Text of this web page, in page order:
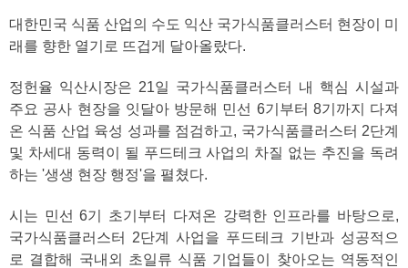
대한민국 식품 산업의 수도 익산 국가식품클러스터 현장이 미
래를 향한 열기로 뜨겁게 달아올랐다.
정헌율 익산시장은 21일 국가식품클러스터 내 핵심 시설과
주요 공사 현장을 잇달아 방문해 민선 6기부터 8기까지 다져
온 식품 산업 육성 성과를 점검하고, 국가식품클러스터 2단계
및 차세대 동력이 될 푸드테크 사업의 차질 없는 추진을 독려
하는 '생생 현장 행정'을 펼쳤다.
시는 민선 6기 초기부터 다져온 강력한 인프라를 바탕으로,
국가식품클러스터 2단계 사업을 푸드테크 기반과 성공적으
로 결합해 국내외 초일류 식품 기업들이 찾아오는 역동적인